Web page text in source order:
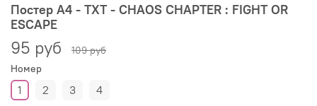
Постер А4 - TXT - CHAOS CHAPTER : FIGHT OR
ESCAPE
95 руб
109 руб
Номер
1 2 3 4